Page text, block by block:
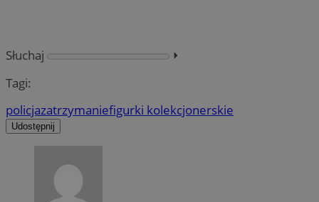
Słuchaj
⏵︎
Tagi:
policjazatrzymaniefigurki kolekcjonerskie
Udostępnij